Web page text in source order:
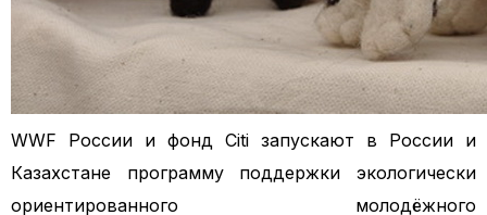
WWF России и фонд Citi запускают в России и
Казахстане программу поддержки экологически
ориентированного молодёжного